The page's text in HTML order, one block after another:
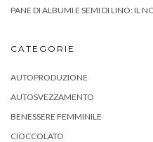
PANE DI ALBUMI E SEMI DI LINO: IL
CATEGORIE
AUTOPRODUZIONE
AUTOSVEZZAMENTO
BENESSERE FEMMINILE
CIOCCOLATO